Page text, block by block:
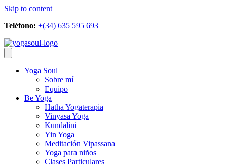
Skip to content
Teléfono: +(34) 635 595 693
Yoga Soul
Sobre mí
Equipo
Be Yoga
Hatha Yogaterapia
Vinyasa Yoga
Kundalini
Yin Yoga
Meditación Vipassana
Yoga para niños
Clases Particulares